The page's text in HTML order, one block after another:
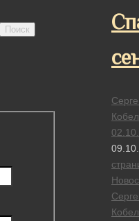
Поиск